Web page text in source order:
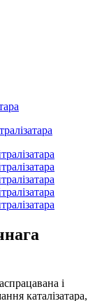
і
каталізатара,